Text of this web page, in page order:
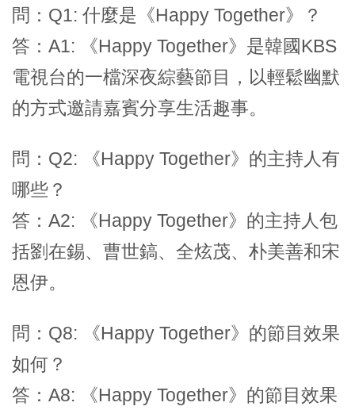
問：Q1: 什麼是《Happy Together》？
答：A1: 《Happy Together》是韓國KBS
電視台的一檔深夜綜藝節目，以輕鬆幽默
的方式邀請嘉賓分享生活趣事。
問：Q2: 《Happy Together》的主持人有
哪些？
答：A2: 《Happy Together》的主持人包
括劉在錫、曹世鎬、全炫茂、朴美善和宋
恩伊。
問：Q8: 《Happy Together》的節目效果
如何？
答：A8: 《Happy Together》的節目效果